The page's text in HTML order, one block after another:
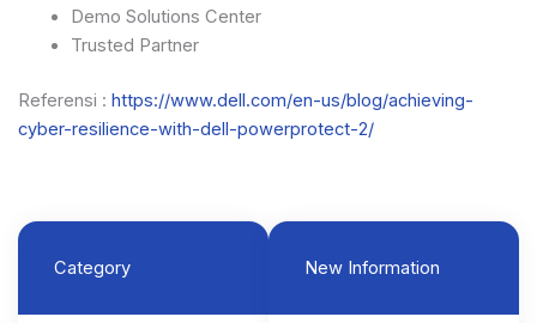
Demo Solutions Center
Trusted Partner
Referensi : https://www.dell.com/en-us/blog/achieving-
cyber-resilience-with-dell-powerprotect-2/
Category New Information